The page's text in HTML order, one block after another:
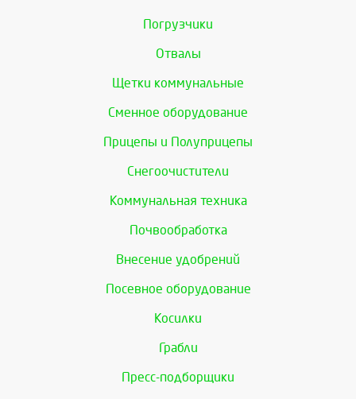
Погрузчики
Отвалы
Щетки коммунальные
Сменное оборудование
Прицепы и Полуприцепы
Снегоочистители
Коммунальная техника
Почвообработка
Внесение удобрений
Посевное оборудование
Косилки
Грабли
Пресс-подборщики